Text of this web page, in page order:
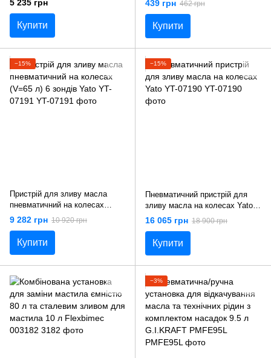
5 235 грн
Купити
439 грн 462 грн
Купити
−15%
Пристрій для зливу масла
пневматичний на колесах
(V=65 л) 6 зондів Yato YT-
9 282 грн 10 920 грн
Купити
−15%
Пневматичний пристрій для
зливу масла на колесах Yato
YT-07190
16 065 грн 18 900 грн
Купити
−3%